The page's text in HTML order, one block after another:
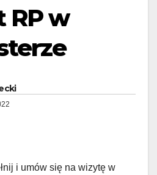
RP w
i umów się na wizytę w